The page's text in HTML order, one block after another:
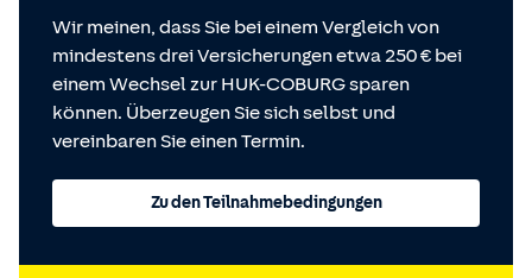
Wir meinen, dass Sie bei einem Vergleich von
mindestens drei Versicherungen etwa 250 € bei
einem Wechsel zur HUK-COBURG sparen
können. Überzeugen Sie sich selbst und
vereinbaren Sie einen Termin.
Zu den Teilnahmebedingungen